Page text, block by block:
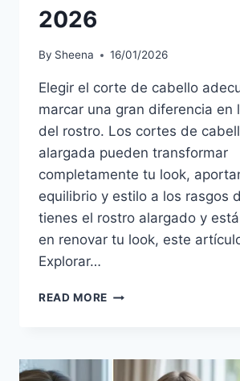
2026
By Sheena 16/01/2026
Elegir el corte de cabello
marcar una gran diferencia en
del rostro. Los cortes de
alargada pueden transformar
completamente tu look,
equilibrio y estilo a los rasgos
tienes el rostro alargado y
en renovar tu look, este
Explorar…
READ MORE CORTES
LOS
ESTILOS